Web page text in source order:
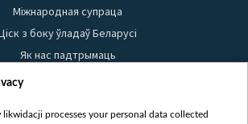
Міжнародная супраца
з боку ўладаў Беларусі
Як нас падтрымаць
выкарыстання матэрыялаў
Бяспека
likwidacji processes your personal data collected